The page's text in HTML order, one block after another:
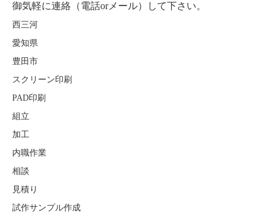
御気軽に連絡（電話orメール）して下さい。
西三河
愛知県
豊田市
スクリーン印刷
PAD印刷
組立
加工
内職作業
相談
見積り
試作サンプル作成